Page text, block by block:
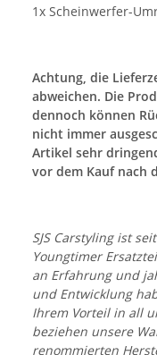
1x Scheinwerfer-
Achtung, die
abweichen. Die
dennoch können
nicht immer
Artikel sehr
vor dem Kauf nach
SJS Carstyling ist
Youngtimer
an Erfahrung und
und Entwicklung
Ihrem Vorteil in all
beziehen unsere
renommierten